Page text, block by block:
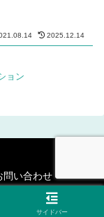
2025.12.14
ョン
問い合わせ
・ゴー！.
サイドバー